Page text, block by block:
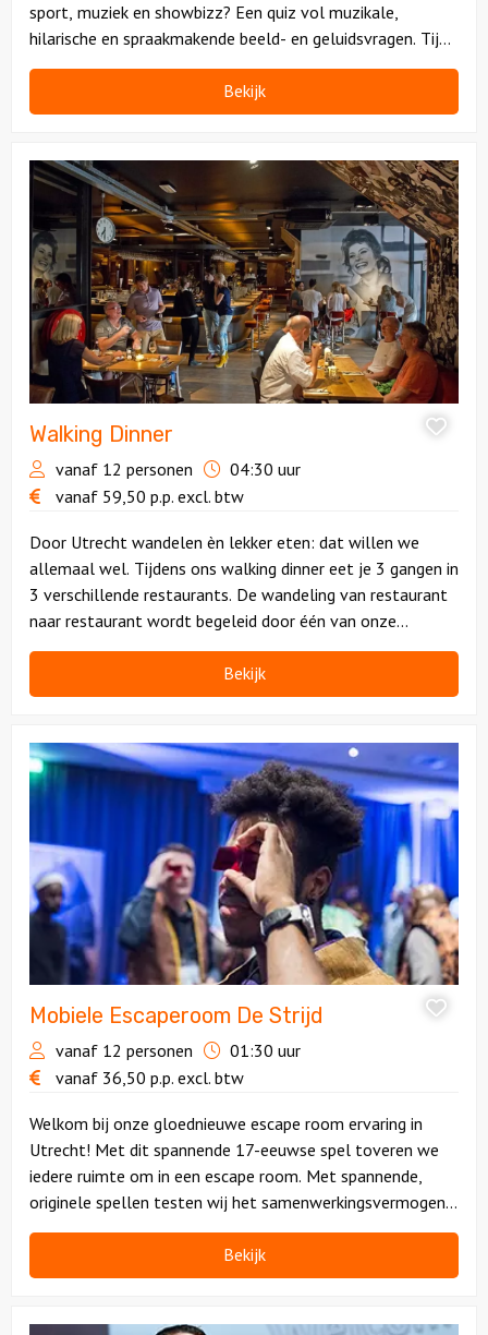
sport, muziek en showbizz? Een quiz vol muzikale,
hilarische en spraakmakende beeld- en geluidsvragen. Tijd
voor een heuse pub battle!
Bekijk
Bekijk
Walking
Walking Dinner
vanaf 12 personen
04:30 uur
vanaf 59,50 p.p. excl. btw
Door Utrecht wandelen èn lekker eten: dat willen we
allemaal wel. Tijdens ons walking dinner eet je 3 gangen in
3 verschillende restaurants. De wandeling van restaurant
naar restaurant wordt begeleid door één van onze
enthousiaste gidsen. Puur genieten.
Bekijk
Mobiele
Escaperoom
Strijd
Mobiele Escaperoom De Strijd
vanaf 12 personen
01:30 uur
vanaf 36,50 p.p. excl. btw
Welkom bij onze gloednieuwe escape room ervaring in
Utrecht! Met dit spannende 17-eeuwse spel toveren we
iedere ruimte om in een escape room. Met spannende,
originele spellen testen wij het samenwerkingsvermogen
in jouw team. Zeer geschikt voor grote groepen.
Bekijk
Bekijk